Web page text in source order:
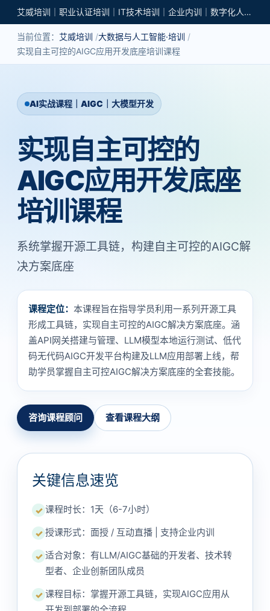
艾威培训｜职业认证培训｜IT技术培训｜企业内训｜数字化人才培养
当前位置： 艾威培训 大数据与人工智能·培训
实现自主可控的AIGC应用开发底座培训课程
AI实战课程｜AIGC｜大模型开发
实现自主可控的
AIGC应用开发底座
培训课程
系统掌握开源工具链，构建自主可控的AIGC解
决方案底座
课程定位： 本课程旨在指导学员利用一系列开源工具
形成工具链，实现自主可控的AIGC解决方案底座。涵
盖API网关搭建与管理、LLM模型本地运行测试、低代
码无代码AIGC开发平台构建及LLM应用部署上线，帮
助学员掌握自主可控AIGC解决方案底座的全套技能。
咨询课程顾问 查看课程大纲
关键信息速览
✓ 课程时长：1天（6-7小时）
✓ 授课形式：面授 / 互动直播 | 支持企业内训
✓ 适合对象：有LLM/AIGC基础的开发者、技术转
型者、企业创新团队成员
✓ 课程目标：掌握开源工具链，实现AIGC应用从